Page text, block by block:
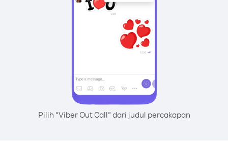
Pilih “Viber Out Call” dari judul percakapan